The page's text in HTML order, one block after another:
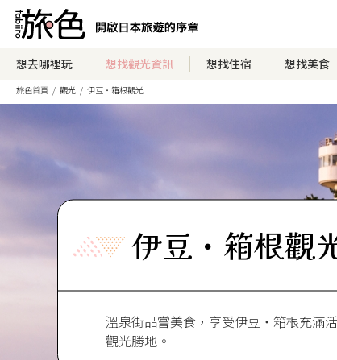
想去哪裡玩 想找觀光資訊 想找住宿 想找美食
旅色首頁 觀光 伊豆・箱根觀光
伊豆・箱根觀
溫泉街品嘗美食，享受伊豆・箱根充滿
觀光勝地。